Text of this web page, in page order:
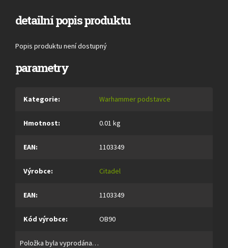
detailní popis produktu
Popis produktu není dostupný
parametry
Kategorie: Warhammer podstavce
Hmotnost: 0.01 kg
EAN: 1103349
Výrobce: Citadel
EAN: 1103349
Kód výrobce: OB90
Položka byla vyprodána…